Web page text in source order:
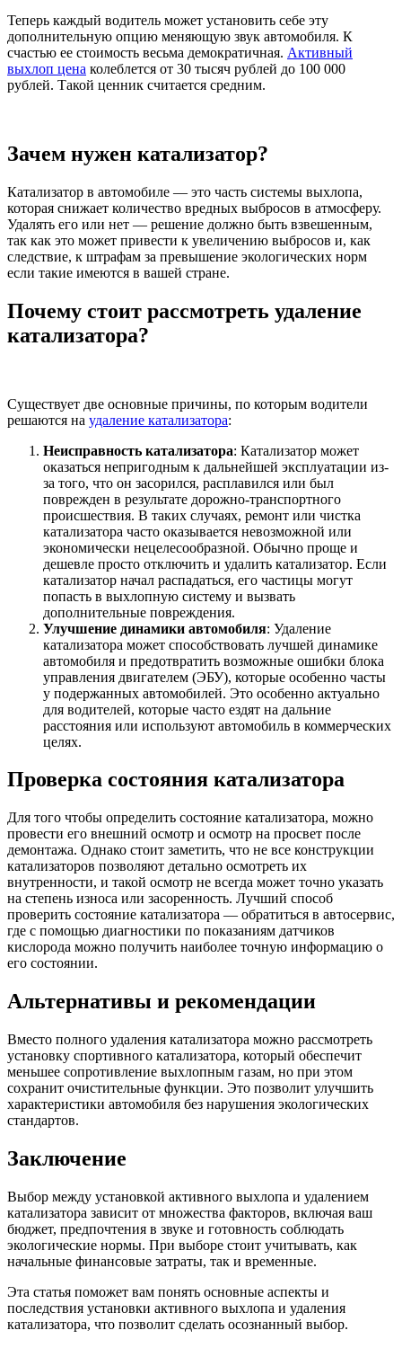
Теперь каждый водитель может установить себе эту
дополнительную опцию меняющую звук автомобиля. К
счастью ее стоимость весьма демократичная. Активный
выхлоп цена колеблется от 30 тысяч рублей до 100 000
рублей. Такой ценник считается средним.
Зачем нужен катализатор?
Катализатор в автомобиле — это часть системы выхлопа,
которая снижает количество вредных выбросов в атмосферу.
Удалять его или нет — решение должно быть взвешенным,
так как это может привести к увеличению выбросов и, как
следствие, к штрафам за превышение экологических норм
если такие имеются в вашей стране.
Почему стоит рассмотреть удаление
катализатора?
Существует две основные причины, по которым водители
решаются на удаление катализатора:
Неисправность катализатора: Катализатор может
оказаться непригодным к дальнейшей эксплуатации из-
за того, что он засорился, расплавился или был
поврежден в результате дорожно-транспортного
происшествия. В таких случаях, ремонт или чистка
катализатора часто оказывается невозможной или
экономически нецелесообразной. Обычно проще и
дешевле просто отключить и удалить катализатор. Если
катализатор начал распадаться, его частицы могут
попасть в выхлопную систему и вызвать
дополнительные повреждения.
Улучшение динамики автомобиля: Удаление
катализатора может способствовать лучшей динамике
автомобиля и предотвратить возможные ошибки блока
управления двигателем (ЭБУ), которые особенно часты
у подержанных автомобилей. Это особенно актуально
для водителей, которые часто ездят на дальние
расстояния или используют автомобиль в коммерческих
целях.
Проверка состояния катализатора
Для того чтобы определить состояние катализатора, можно
провести его внешний осмотр и осмотр на просвет после
демонтажа. Однако стоит заметить, что не все конструкции
катализаторов позволяют детально осмотреть их
внутренности, и такой осмотр не всегда может точно указать
на степень износа или засоренность. Лучший способ
проверить состояние катализатора — обратиться в автосервис,
где с помощью диагностики по показаниям датчиков
кислорода можно получить наиболее точную информацию о
его состоянии.
Альтернативы и рекомендации
Вместо полного удаления катализатора можно рассмотреть
установку спортивного катализатора, который обеспечит
меньшее сопротивление выхлопным газам, но при этом
сохранит очистительные функции. Это позволит улучшить
характеристики автомобиля без нарушения экологических
стандартов.
Заключение
Выбор между установкой активного выхлопа и удалением
катализатора зависит от множества факторов, включая ваш
бюджет, предпочтения в звуке и готовность соблюдать
экологические нормы. При выборе стоит учитывать, как
начальные финансовые затраты, так и временные.
Эта статья поможет вам понять основные аспекты и
последствия установки активного выхлопа и удаления
катализатора, что позволит сделать осознанный выбор.